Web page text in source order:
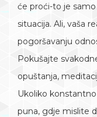
će proći-to je
situacija. Ali, vaša
pogoršavanju
Pokušajte
opuštanja,
Ukoliko
puna, gdje mislite